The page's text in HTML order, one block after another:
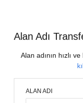
Alan Adı
Alan adının hızlı
ALAN ADI